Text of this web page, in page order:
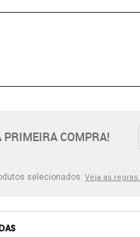
PRIMEIRA COMPRA!
selecionados. Veja as regras.